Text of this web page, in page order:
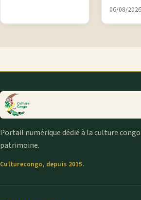
06/08/2026
Portail numérique dédié à la culture
patrimoine.
Culturecongo, depuis 2015.